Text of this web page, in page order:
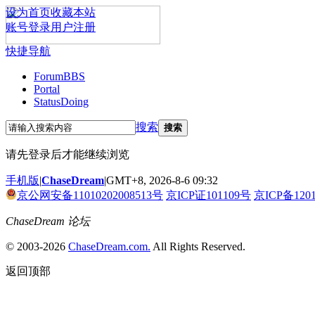
设为首页收藏本站
账号登录用户注册
快捷导航
ForumBBS
Portal
StatusDoing
搜索 搜索
请先登录后才能继续浏览
手机版|ChaseDream|GMT+8, 2026-8-6 09:32
京公网安备11010202008513号 京ICP证101109号 京ICP备
ChaseDream 论坛
© 2003-2026 ChaseDream.com. All Rights Reserved.
返回顶部